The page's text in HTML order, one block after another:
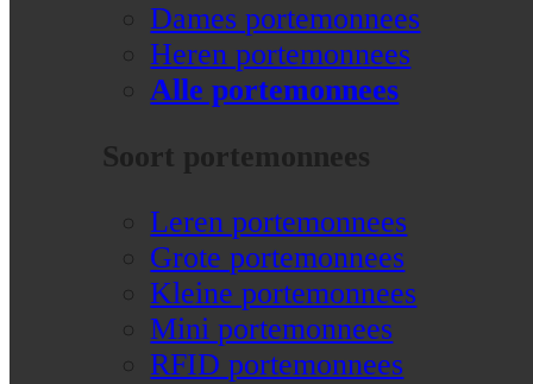
Dames portemonnees
Heren portemonnees
Alle portemonnees
Soort portemonnees
Leren portemonnees
Grote portemonnees
Kleine portemonnees
Mini portemonnees
RFID portemonnees